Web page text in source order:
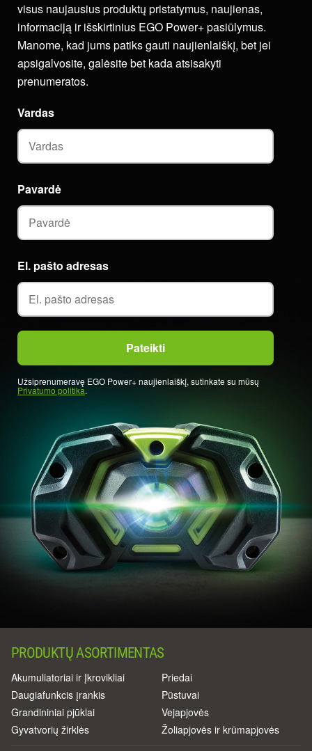
visus naujausius produktų pristatymus, naujienas,
informaciją ir išskirtinius EGO Power+ pasiūlymus.
Manome, kad jums patiks gauti naujienlaiškį, bet jei
apsigalvosite, galėsite bet kada atsisakyti
prenumeratos.
El. pašto adresas
Vardas
Pavardė
Užsiprenumeravę EGO Power+ naujienlaiškį, sutinkate su mūsų
Privatumo politika.
PRODUKTŲ ASORTIMENTAS
Akumuliatoriai ir Įkrovikliai
Daugiafunkcis įrankis
Grandininiai pjūklai
Gyvatvorių žirklės
Priedai
Pūstuvai
Vejapjovės
Žoliapjovės ir krūmapjovės